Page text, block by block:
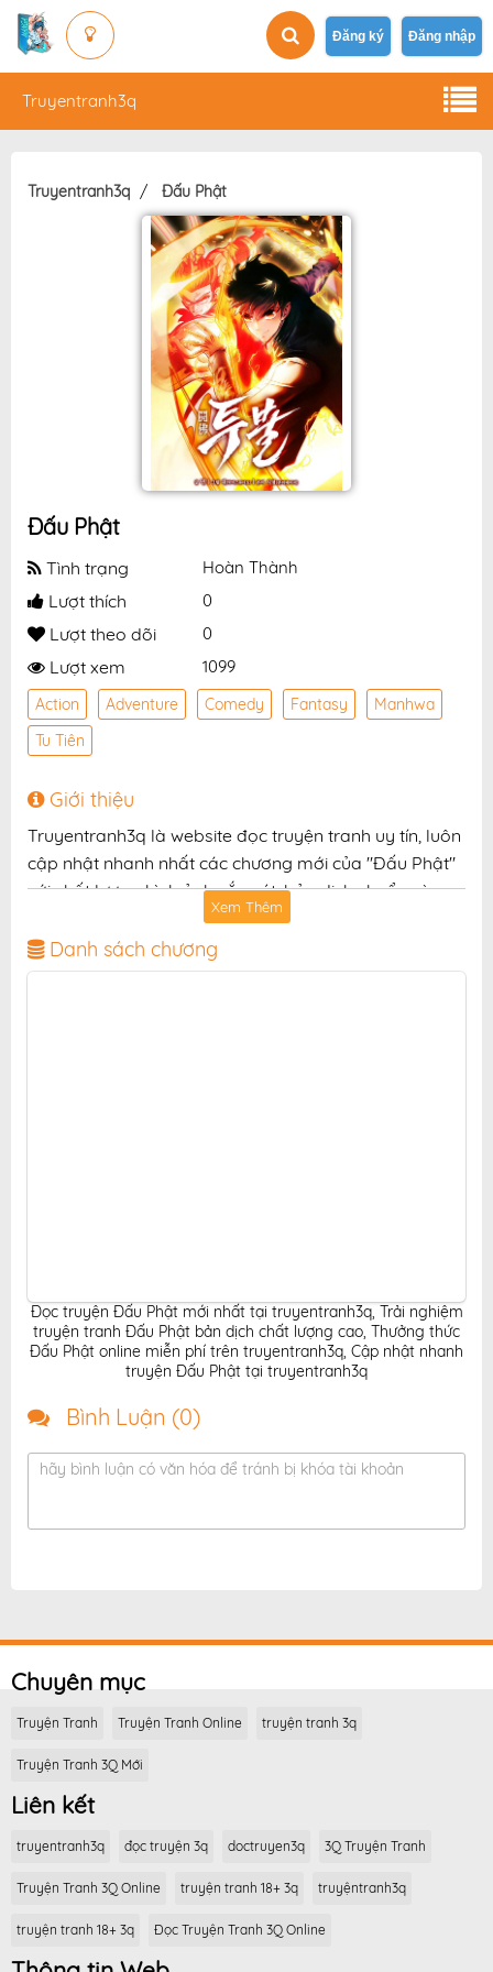
Đăng ký Đăng nhập
Truyentranh3q
Truyentranh3q Đấu Phật
Đấu Phật
Tình trạng Hoàn Thành
Lượt thích 0
Lượt theo dõi 0
Lượt xem 1099
Action Adventure Comedy Fantasy
Manhwa
Tu Tiên
Giới thiệu
Truyentranh3q là website đọc truyện tranh uy tín, luôn
cập nhật nhanh nhất các chương mới của "Đấu Phật"
với chất lượng hình ảnh sắc nét, bản dịch chuẩn và
giao diện thân thiện, mang đến trải nghiệm đọc truyện
hấp dẫn, tiện lợi, hoàn toàn miễn phí cho độc giả yêu
thích truyện tranh online.
Xem Thêm
Danh sách chương
Đọc truyện Đấu Phật mới nhất tại truyentranh3q, Trải nghiệm
truyện tranh Đấu Phật bản dịch chất lượng cao, Thưởng thức
Đấu Phật online miễn phí trên truyentranh3q, Cập nhật nhanh
truyện Đấu Phật tại truyentranh3q
Bình Luận (0)
hãy bình luận có văn hóa để tránh bị khóa tài khoản
Chuyên mục
Truyện Tranh Truyện Tranh Online truyện tranh 3q
Truyện Tranh 3Q Mới
Liên kết
truyentranh3q đọc truyện 3q doctruyen3q 3Q Truyện Tranh
Truyện Tranh 3Q Online truyện tranh 18+ 3q truyệntranh3q
truyện tranh 18+ 3q Đọc Truyện Tranh 3Q Online